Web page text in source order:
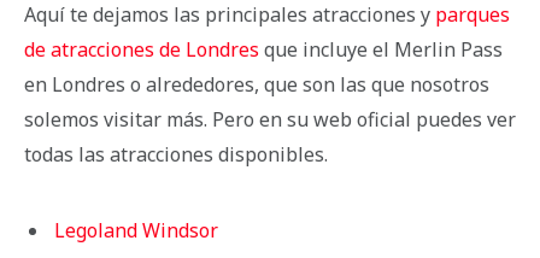
Aquí te dejamos las principales atracciones y parques
de atracciones de Londres que incluye el Merlin Pass
en Londres o alrededores, que son las que nosotros
solemos visitar más. Pero en su web oficial puedes ver
todas las atracciones disponibles.
Legoland Windsor